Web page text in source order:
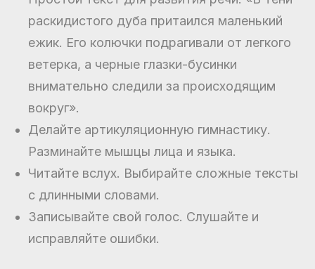
раскидистого дуба притаился маленький
ежик. Его колючки подрагивали от легкого
ветерка, а черные глазки-бусинки
внимательно следили за происходящим
вокруг».
Делайте артикуляционную гимнастику.
Разминайте мышцы лица и языка.
Читайте вслух. Выбирайте сложные тексты
с длинными словами.
Записывайте свой голос. Слушайте и
исправляйте ошибки.